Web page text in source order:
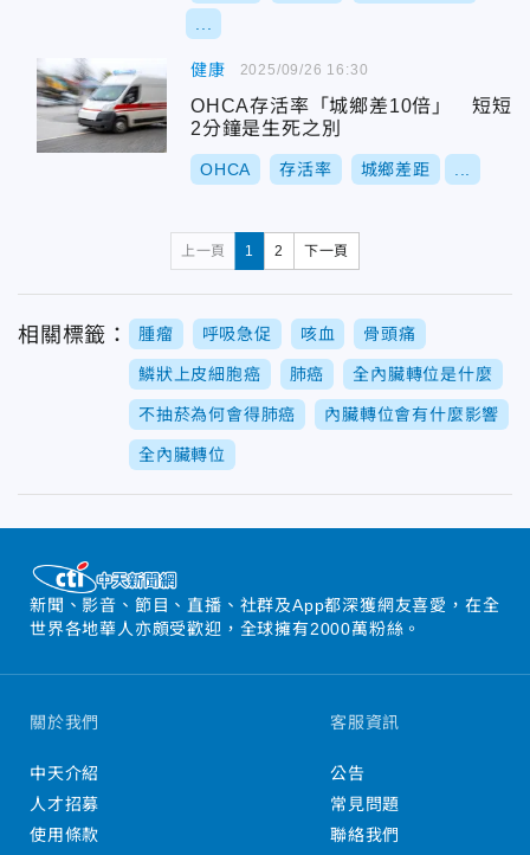
健康
OHCA存活率「城鄉差10倍」 短短
2分鐘是生死之別
OHCA 存活率 城鄉差距
2025/09/26 16:30
上一頁 1 2 下一頁
相關標籤： 腫瘤 呼吸急促 咳血 骨頭痛
鱗狀上皮細胞癌 肺癌 全內臟轉位是什麼
不抽菸為何會得肺癌 內臟轉位會有什麼影響
全內臟轉位
新聞、影音、節目、直播、社群及App都深獲網友喜愛，在全
世界各地華人亦頗受歡迎，全球擁有2000萬粉絲。
關於我們
中天介紹
人才招募
使用條款
客服資訊
公告
常見問題
聯絡我們